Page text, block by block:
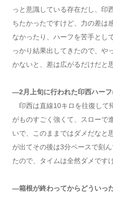
っと意識している存在だし、印
ちたかったですけど、力の差は
なかったり、ハーフを苦手とし
っかり結果出してきたので、や
かないと、差は広がるだけだと
―2月上旬に行われた印西ハー
印西は直線10キロを往復して
がものすごく強くて、スローで
いで、このままではダメだなと
が出てその後は3分ペースで刻
たので、タイムは全然ダメです
―箱根が終わってからどういっ